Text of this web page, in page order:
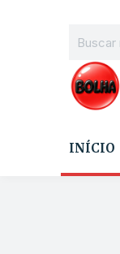
INÍCIO